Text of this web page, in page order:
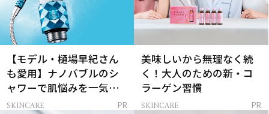
【モデル・樋場早紀さん
も愛用】ナノバブルのシ
ャワーで肌悩みを一気に
解決
SKINCARE PR
美味しいから無理なく続
く！大人のための新・コ
ラーゲン習慣
SKINCARE PR